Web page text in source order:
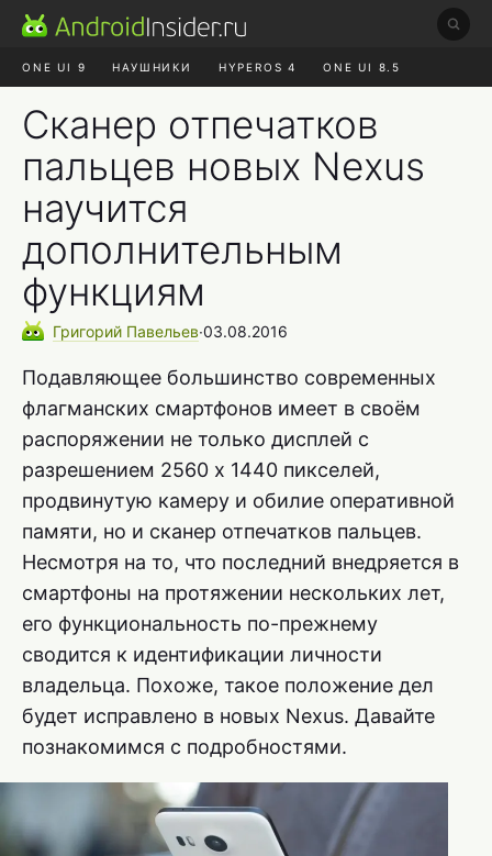
ONE UI 9 НАУШНИКИ HYPEROS 4 ONE UI 8.5
Сканер отпечатков
пальцев новых Nexus
научится
дополнительным
функциям
Григорий Павельев∙03.08.2016
Подавляющее большинство современных
флагманских смартфонов имеет в своём
распоряжении не только дисплей с
разрешением 2560 х 1440 пикселей,
продвинутую камеру и обилие оперативной
памяти, но и сканер отпечатков пальцев.
Несмотря на то, что последний внедряется в
смартфоны на протяжении нескольких лет,
его функциональность по-прежнему
сводится к идентификации личности
владельца. Похоже, такое положение дел
будет исправлено в новых Nexus. Давайте
познакомимся с подробностями.